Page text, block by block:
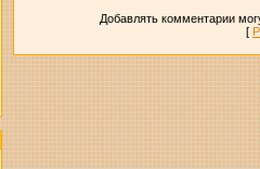
Добавлять комментарии
[